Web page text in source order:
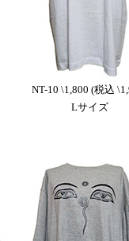
NT-10 \1,800 (税込
Lサイズ